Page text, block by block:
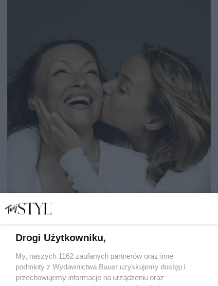
Powiedzą więcej niż tysiąc słów
MAGDALENA TOKARCZYK
Drogi Użytkowniku,
My, naszych 1162 zaufanych partnerów oraz inne
podmioty z Wydawnictwa Bauer uzyskujemy dostęp i
przechowujemy informacje na urządzeniu oraz